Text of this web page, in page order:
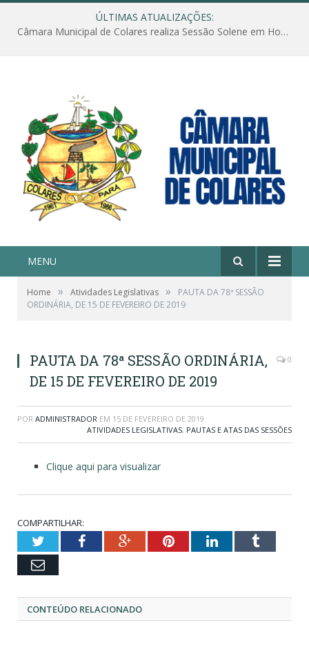
ÚLTIMAS ATUALIZAÇÕES:
Câmara Municipal de Colares realiza Sessão Solene em Homenagem ao Dia das Mães
MENU
Home » Atividades Legislativas »
PAUTA DA 78ª SESSÃO
ORDINÁRIA, DE 15 DE FEVEREIRO DE 2019
PAUTA DA 78ª SESSÃO ORDINÁRIA,
DE 15 DE FEVEREIRO DE 2019
0
POR ADMINISTRADOR EM 15 DE FEVEREIRO DE 2019
ATIVIDADES LEGISLATIVAS, PAUTAS E ATAS DAS SESSÕES
Clique aqui para visualizar
COMPARTILHAR:
TwitterFacebookGoogle+PinterestLinkedInTumblr
Email
CONTEÚDO RELACIONADO